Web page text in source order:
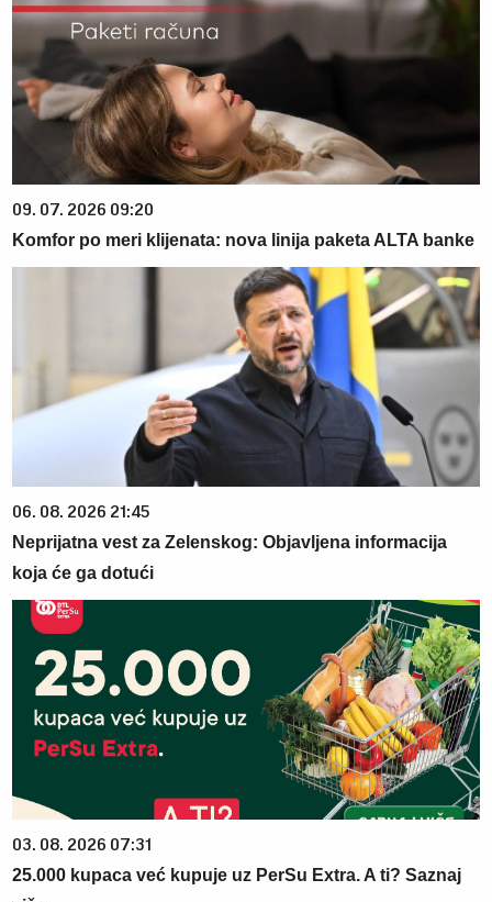
09. 07. 2026 09:20
Komfor po meri klijenata: nova linija paketa ALTA banke
06. 08. 2026 21:45
Neprijatna vest za Zelenskog: Objavljena informacija
koja će ga dotući
03. 08. 2026 07:31
25.000 kupaca već kupuje uz PerSu Extra. A ti? Saznaj